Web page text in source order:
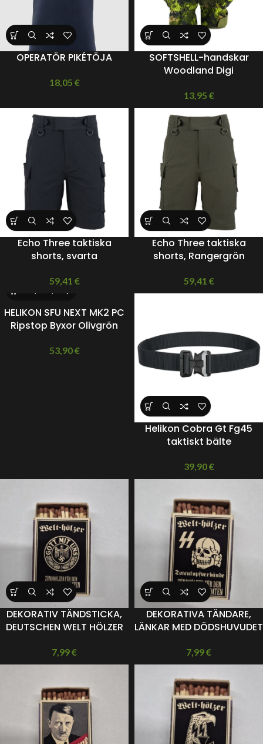
OPERATÖR PIKÉTÖJA
18,05 €
SOFTSHELL-handskar
Woodland Digi
13,95 €
Echo Three taktiska
shorts, svarta
59,41 €
Echo Three taktiska
shorts, Rangergrön
59,41 €
HELIKON SFU NEXT MK2 PC
Ripstop Byxor Olivgrön
53,90€
Helikon Cobra Gt Fg45
taktiskt bälte
39,90€
DEKORATIV TÄNDSTICKA,
DEUTSCHEN WELT HÖLZER
7,99€
DEKORATIVA TÄNDARE,
LÄNKAR MED DÖDSHUVUDET
7,99€